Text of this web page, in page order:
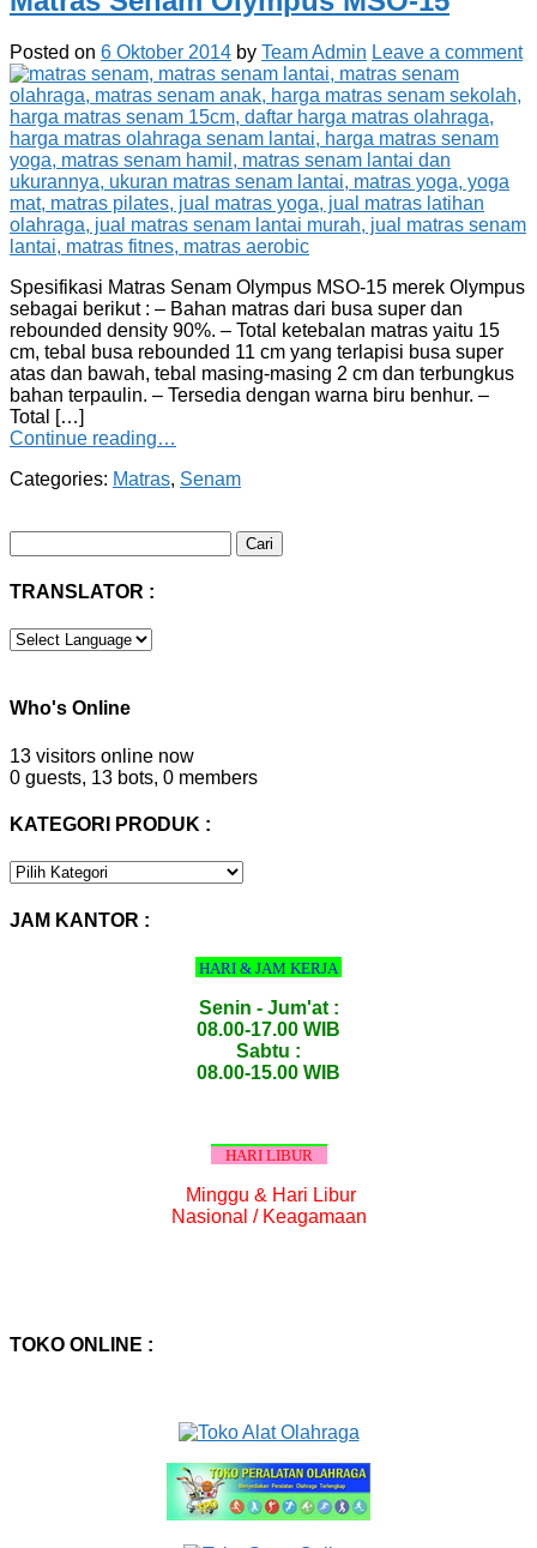
Posted on 6 Oktober 2014 by Team Admin Leave a comment
Spesifikasi Matras Senam Olympus MSO-15 merek Olympus
sebagai berikut : – Bahan matras dari busa super dan
rebounded density 90%. – Total ketebalan matras yaitu 15
cm, tebal busa rebounded 11 cm yang terlapisi busa super
atas dan bawah, tebal masing-masing 2 cm dan terbungkus
bahan terpaulin. – Tersedia dengan warna biru benhur. –
Total […]
Continue reading…
Categories: Matras, Senam
untuk:
TRANSLATOR :
Who's Online
13 visitors online now
0 guests, 13 bots, 0 members
KATEGORI PRODUK :
KATEGORI
JAM KANTOR :
HARI & JAM KERJA
Senin - Jum'at :
08.00-17.00 WIB
Sabtu :
08.00-15.00 WIB
HARI LIBUR
Minggu & Hari Libur
Nasional / Keagamaan
TOKO ONLINE :